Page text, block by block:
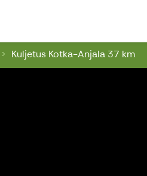
- Ajatuksena
Kuljetus Kotka-Anjala 37 km